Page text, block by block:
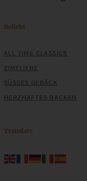
Beliebt
ALL TIME CLASSICS
ZIMTLIEBE
SÜSSES GEBÄCK
HERZHAFTES BACKEN
Translate